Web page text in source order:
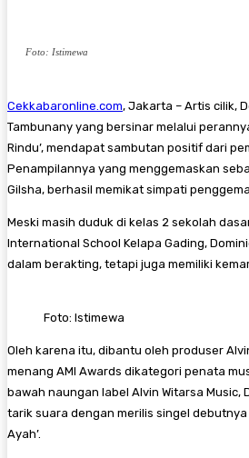
Foto: Istimewa
Cekkabaronline.com, Jakarta – Artis cilik,
Tambunany yang bersinar melalui
Rindu’, mendapat sambutan positif dari
Penampilannya yang menggemaskan
Gilsha, berhasil memikat simpati
Meski masih duduk di kelas 2 sekolah
International School Kelapa Gading,
dalam berakting, tetapi juga memiliki
Foto: Istimewa
Oleh karena itu, dibantu oleh produser
menang AMI Awards dikategori penata
bawah naungan label Alvin Witarsa Music,
tarik suara dengan merilis singel debutnya
Ayah’.